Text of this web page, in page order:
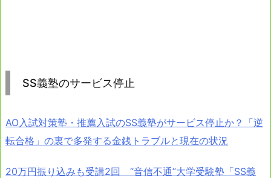
SS義塾のサービス停止
AO入試対策塾・推薦入試のSS義塾がサービス停止か？「逆
転合格」の裏で多発する金銭トラブルと現在の状況
20万円振り込みも受講2回 “音信不通”大学受験塾「SS義